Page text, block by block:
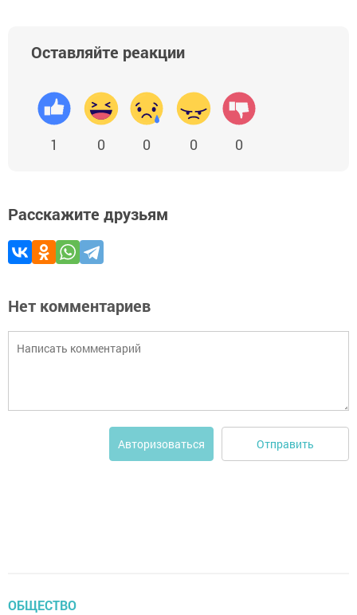
Оставляйте реакции
1 0 0 0 0
Расскажите друзьям
Нет комментариев
Авторизоваться Отправить
ОБЩЕСТВО